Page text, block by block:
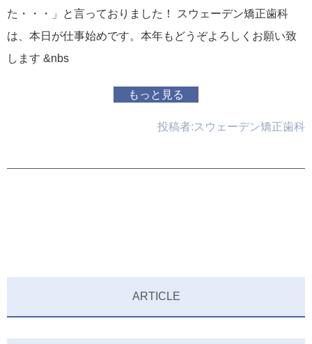
た・・・」と言っておりました！ スウェーデン矯正歯科
は、本日が仕事始めです。本年もどうぞよろしくお願い致
します &nbs
もっと見る
投稿者:スウェーデン矯正歯科
ARTICLE